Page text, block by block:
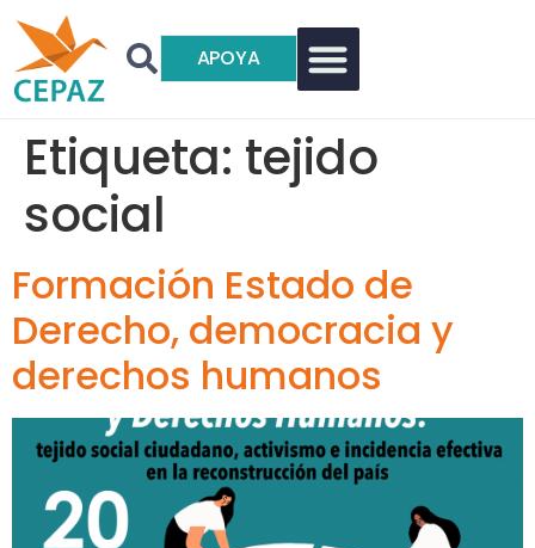
APOYA
Etiqueta: tejido
social
Formación Estado de
Derecho, democracia y
derechos humanos